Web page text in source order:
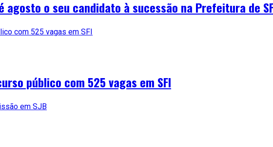
o seu candidato à sucessão na Prefeitura de
público com 525 vagas em SFI